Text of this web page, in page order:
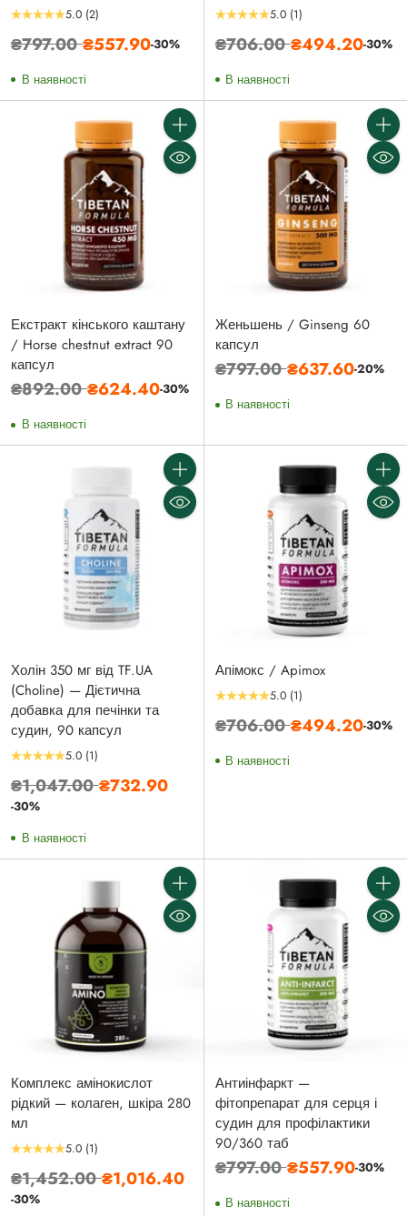
5.0 (2)
Звичайна
₴797.00₴557.90-30%
В наявності
5.0 (1)
Звичайна
₴706.00₴494.20-30%
В наявності
Кількість
Екстракт кінського каштану
/ Horse chestnut extract 90
капсул
Звичайна
₴892.00₴624.40-30%
В наявності
Женьшень / Ginseng 60
капсул
Звичайна
₴797.00₴637.60-20%
В наявності
Кількість
Холін 350 мг від TF.UA
(Choline) — Дієтична
добавка для печінки та
судин, 90 капсул
5.0 (1)
Звичайна
ціна
₴1,047.00₴732.90
-30%
В наявності
Апімокс / Apimox
5.0 (1)
Звичайна
₴706.00₴494.20-30%
В наявності
Кількість
Комплекс амінокислот
рідкий — колаген, шкіра 280
мл
5.0 (1)
Звичайна
ціна
₴1,452.00₴1,016.40
-30%
Антиінфаркт —
фітопрепарат для серця і
судин для профілактики
90/360 таб
Звичайна
₴797.00₴557.90-30%
В наявності